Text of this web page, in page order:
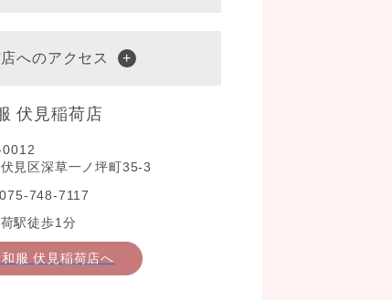
へのアクセス
伏見稲荷店
見区深草一ノ坪町35-3
748-7117
駅徒歩1分
服 伏見稲荷店へ